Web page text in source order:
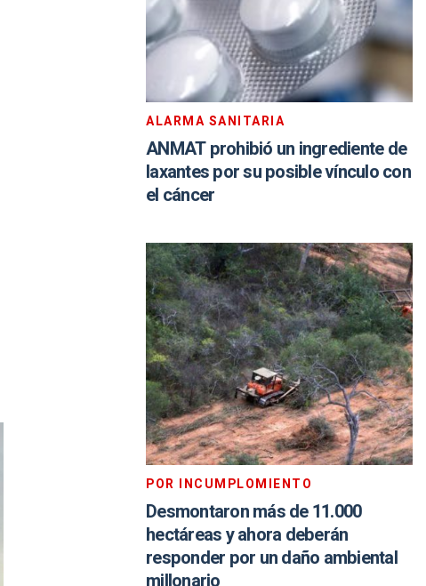
ALARMA SANITARIA
ANMAT prohibió un ingrediente de
laxantes por su posible vínculo con
el cáncer
POR INCUMPLOMIENTO
Desmontaron más de 11.000
hectáreas y ahora deberán
responder por un daño ambiental